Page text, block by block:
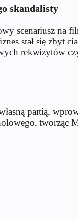
skandalisty
scenariusz
stał się zbyt
rekwizytów
partią,
tworząc